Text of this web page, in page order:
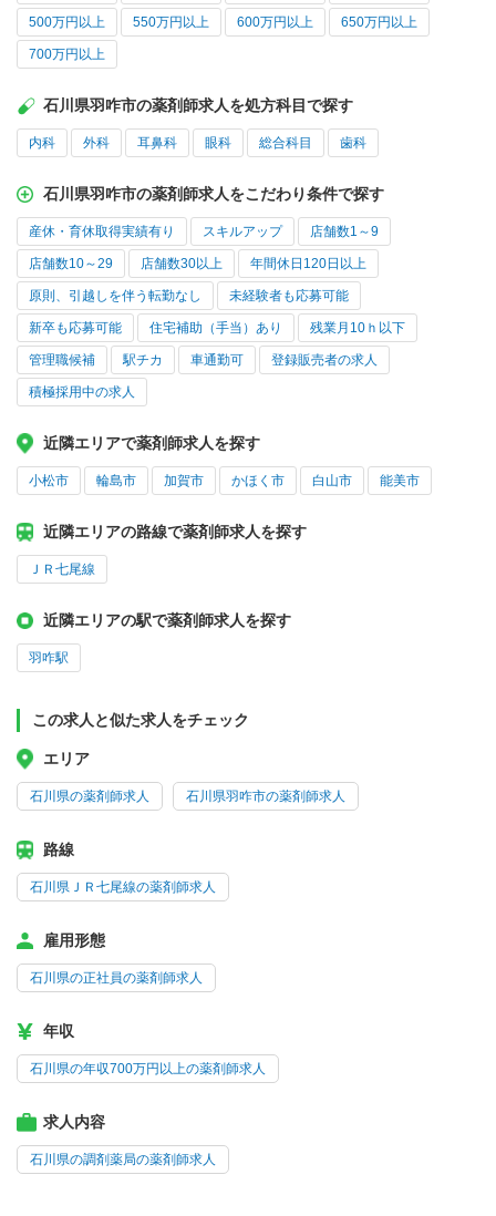
500万円以上 550万円以上 600万円以上 650万円以上
700万円以上
石川県羽咋市の薬剤師求人を処方科目で探す
内科 外科 耳鼻科 眼科 総合科目 歯科
石川県羽咋市の薬剤師求人をこだわり条件で探す
産休・育休取得実績有り スキルアップ 店舗数1～9
店舗数10～29 店舗数30以上 年間休日120日以上
原則、引越しを伴う転勤なし 未経験者も応募可能
新卒も応募可能 住宅補助（手当）あり 残業月10ｈ以下
管理職候補 駅チカ 車通勤可 登録販売者の求人
積極採用中の求人
近隣エリアで薬剤師求人を探す
小松市 輪島市 加賀市 かほく市 白山市 能美市
近隣エリアの路線で薬剤師求人を探す
ＪＲ七尾線
近隣エリアの駅で薬剤師求人を探す
羽咋駅
この求人と似た求人をチェック
エリア
石川県の薬剤師求人 石川県羽咋市の薬剤師求人
路線
石川県ＪＲ七尾線の薬剤師求人
雇用形態
石川県の正社員の薬剤師求人
年収
石川県の年収700万円以上の薬剤師求人
求人内容
石川県の調剤薬局の薬剤師求人